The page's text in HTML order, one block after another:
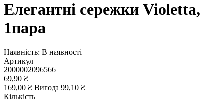
Елегантні сережки Violetta,
1пара
Наявність: В наявності
Артикул
2000002096566
69,90 ₴
169,00 ₴ Вигода 99,10 ₴
Кількість